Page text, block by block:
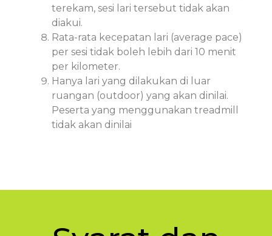
terekam, sesi lari tersebut tidak akan
diakui.
Rata-rata kecepatan lari (average pace)
per sesi tidak boleh lebih dari 10 menit
per kilometer.
Hanya lari yang dilakukan di luar
ruangan (outdoor) yang akan dinilai.
Peserta yang menggunakan treadmill
tidak akan dinilai